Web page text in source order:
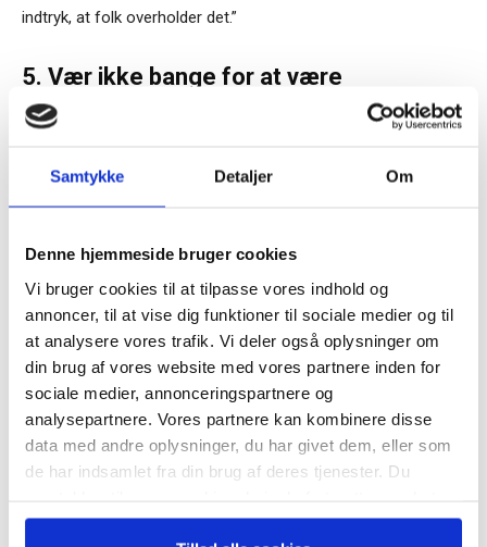
Samtykke Detaljer Om
Denne hjemmeside bruger cookies
Vi bruger cookies til at tilpasse vores indhold og
annoncer, til at vise dig funktioner til sociale medier og til
at analysere vores trafik. Vi deler også oplysninger om
din brug af vores website med vores partnere inden for
sociale medier, annonceringspartnere og
analysepartnere. Vores partnere kan kombinere disse
data med andre oplysninger, du har givet dem, eller som
de har indsamlet fra din brug af deres tjenester. Du
anvende vores hjemmeside.
indtryk, at folk overholder det.”
5. Vær ikke bange for at være
formynderisk
til – ind imellem – at blande sig i folks privatliv. Det kan være
Jeg har haft medarbejdere, som har mistet deres tænder,
tage. Eller hvis der er folk, som lugter så dårligt, at kollegerne
klager til dig. Jeg har også haft medarbejdere, der led af
ludomani eller alkoholisme. Jeg havde en sælger, hvis cykel
hver dag blev parkeret uden for et værtshus. Egentlig ragede
det ikke mig, men jeg kunne se, at det kunne begynde at gå
galt. I de virksomheder, jeg arbejder med i dag, har jeg
medarbejdere, hvis forældre har cancer.
På den ene side kan jeg ikke bare stå og se på, at folk går i